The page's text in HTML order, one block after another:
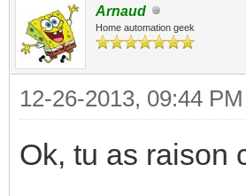
Arnaud
Home automation geek
12-26-2013, 09:44 PM
Ok, tu as raison